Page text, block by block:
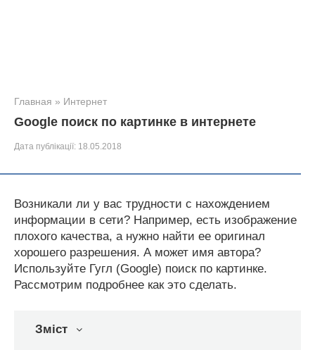
Главная » Интернет
Google поиск по картинке в интернете
Дата публікації: 18.05.2018
Возникали ли у вас трудности с нахождением
информации в сети? Например, есть изображение
плохого качества, а нужно найти ее оригинал
хорошего разрешения. А может имя автора?
Используйте Гугл (Google) поиск по картинке.
Рассмотрим подробнее как это сделать.
Зміст